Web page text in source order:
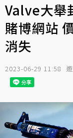
Valve大舉
賭博網站
消失
2023-06-29 11:58